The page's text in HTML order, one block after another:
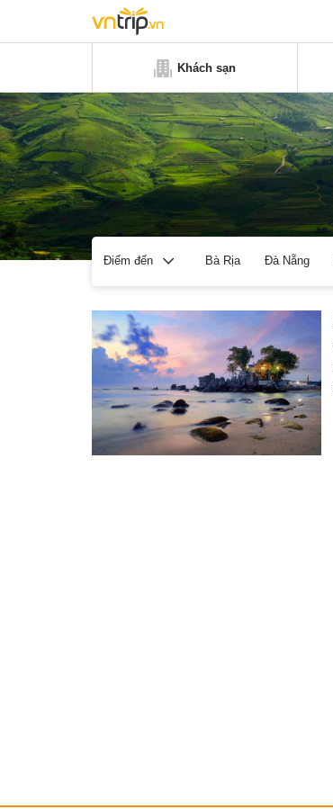
Khách sạn
Điểm đến Bà Rịa Đà Nẵng